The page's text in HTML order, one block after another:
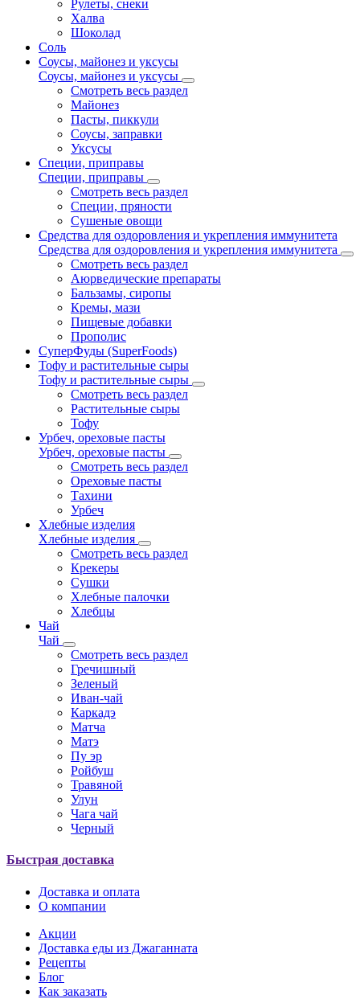
Рулеты, снеки
Халва
Шоколад
Соль
Соусы, майонез и уксусы
Соусы, майонез и уксусы
Смотреть весь раздел
Майонез
Пасты, пиккули
Соусы, заправки
Уксусы
Специи, приправы
Специи, приправы
Смотреть весь раздел
Специи, пряности
Сушеные овощи
Средства для оздоровления и укрепления иммунитета
Средства для оздоровления и укрепления иммунитета
Смотреть весь раздел
Аюрведические препараты
Бальзамы, сиропы
Кремы, мази
Пищевые добавки
Прополис
СуперФуды (SuperFoods)
Тофу и растительные сыры
Тофу и растительные сыры
Смотреть весь раздел
Растительные сыры
Тофу
Урбеч, ореховые пасты
Урбеч, ореховые пасты
Смотреть весь раздел
Ореховые пасты
Тахини
Урбеч
Хлебные изделия
Хлебные изделия
Смотреть весь раздел
Крекеры
Сушки
Хлебные палочки
Хлебцы
Чай
Чай
Смотреть весь раздел
Гречишный
Зеленый
Иван-чай
Каркадэ
Матча
Матэ
Пу эр
Ройбуш
Травяной
Улун
Чага чай
Черный
Быстрая доставка
Доставка и оплата
О компании
Акции
Доставка еды из Джаганната
Рецепты
Блог
Как заказать